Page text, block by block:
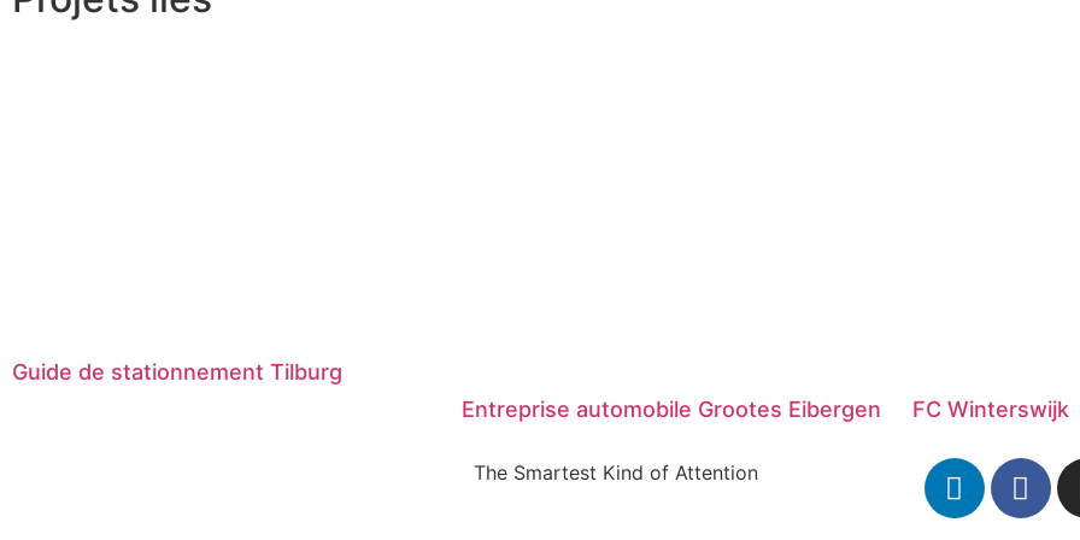
Guide de stationnement Tilburg
Entreprise automobile Grootes Eibergen
FC Winterswijk
The Smartest Kind of Attention